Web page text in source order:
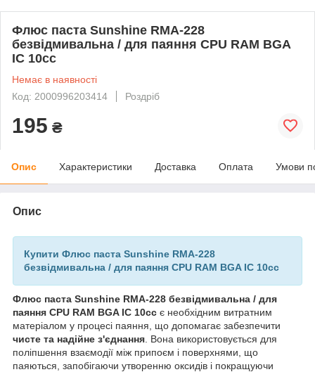
Флюс паста Sunshine RMA-228
безвідмивальна / для паяння CPU RAM BGA
IC 10cc
Немає в наявності
Код: 2000996203414
Роздріб
195 ₴
Опис Характеристики Доставка Оплата Умови
Опис
Купити Флюс паста Sunshine RMA-228
безвідмивальна / для паяння CPU RAM BGA IC 10cc
Флюс паста Sunshine RMA-228 безвідмивальна / для
паяння CPU RAM BGA IC 10cc є необхідним витратним
матеріалом у процесі паяння, що допомагає забезпечити
чисте та надійне з'єднання . Вона використовується для
поліпшення взаємодії між припоєм і поверхнями, що
паяються, запобігаючи утворенню оксидів і покращуючи